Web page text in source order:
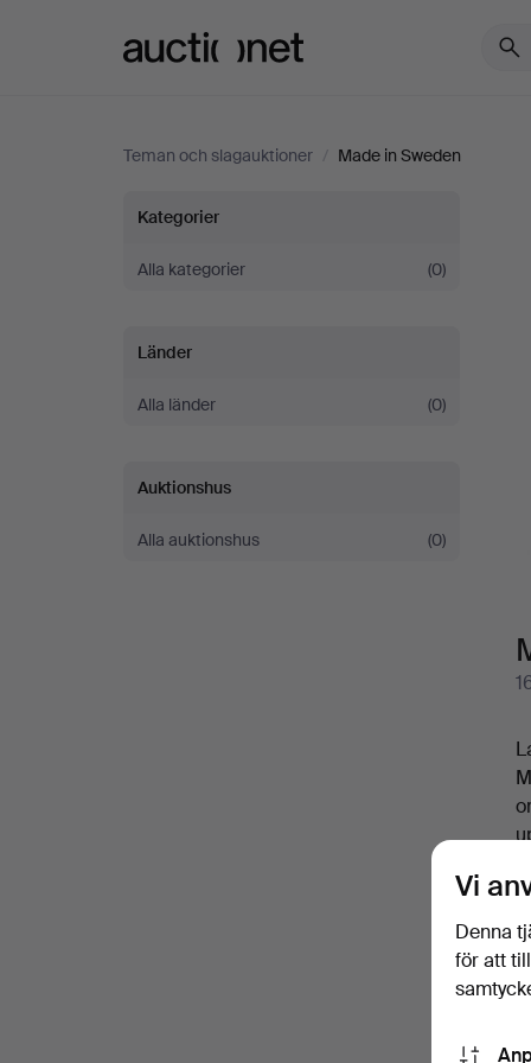
Teman och slagauktioner / Made in Sweden
Made
in
Sweden
Kategorier
Alla kategorier (0)
Länder
Alla länder (0)
Auktionshus
Alla auktionshus (0)
Vi
Denna
för att